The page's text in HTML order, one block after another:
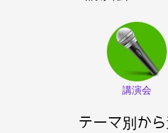
講演会
テーマ別か